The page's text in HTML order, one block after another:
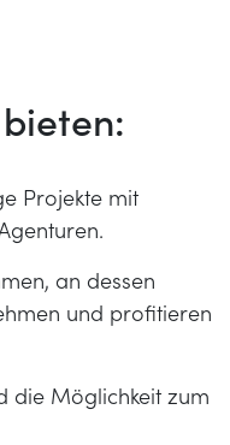
Projekte mit
an dessen
und profitieren
die Möglichkeit zum